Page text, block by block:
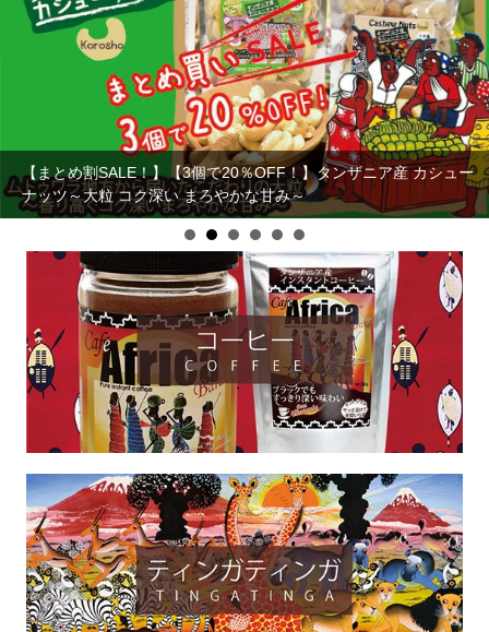
【まとめ割SALE！】【3個で20％OFF！】タンザニア産 カシュー
ナッツ～大粒 コク深い まろやかな甘み～